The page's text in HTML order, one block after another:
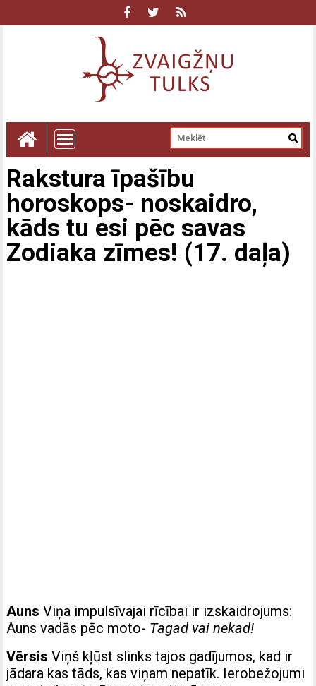
Rakstura īpašību
horoskops- noskaidro,
kāds tu esi pēc savas
Zodiaka zīmes! (17. daļa)
Auns Viņa impulsīvajai rīcībai ir izskaidrojums:
Auns vadās pēc moto- Tagad vai nekad!
Vērsis Viņš kļūst slinks tajos gadījumos, kad ir
jādara kas tāds, kas viņam nepatīk. Ierobežojumi